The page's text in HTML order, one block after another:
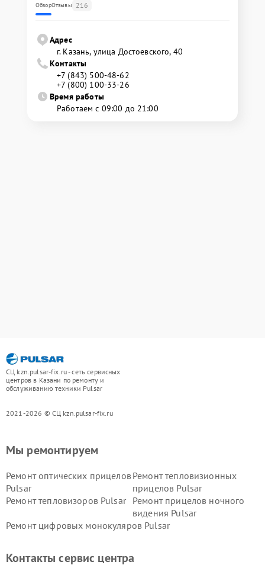
ОбзорОтзывы 216
Адрес
г. Казань, улица Достоевского, 40
Контакты
+7 (843) 500-48-62
+7 (800) 100-33-26
Время работы
Работаем с 09:00 до 21:00
СЦ kzn.pulsar-fix.ru - сеть сервисных
центров в Казани по ремонту и
обслуживанию техники Pulsar
2021-2026 © СЦ kzn.pulsar-fix.ru
Мы ремонтируем
Ремонт оптических прицелов
Pulsar
Ремонт тепловизионных
прицелов Pulsar
Ремонт тепловизоров Pulsar
Ремонт прицелов ночного
видения Pulsar
Ремонт цифровых монокуляров Pulsar
Контакты сервис центра